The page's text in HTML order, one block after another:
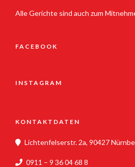
Alle Gerichte sind auch zum
FACEBOOK
INSTAGRAM
KONTAKTDATEN
Lichtenfelserstr. 2a, 90427
0911 – 9 36 04 68 8